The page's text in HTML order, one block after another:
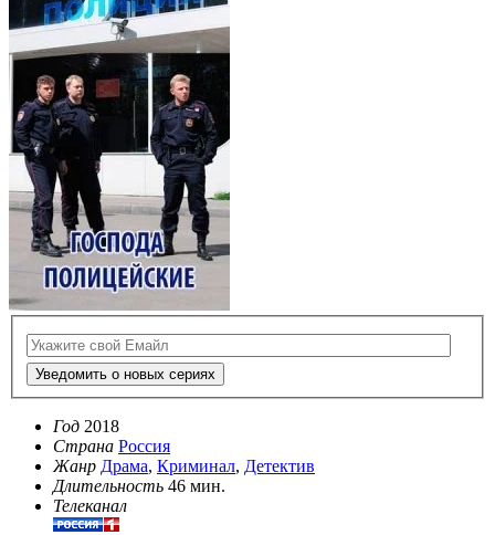
Уведомить о новых сериях
Год 2018
Страна Россия
Жанр Драма, Криминал, Детектив
Длительность 46 мин.
Телеканал